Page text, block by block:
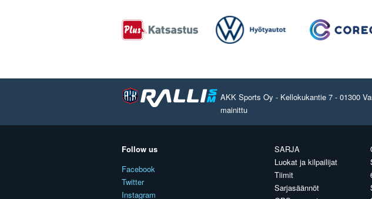
AKK Sports Oy - Kellokukantie 7 - 01300
mainittu
Follow us
Facebook
Twitter
Instagram
SARJA
Luokat ja kilpailijat
Tiimit
Sarjasäännöt